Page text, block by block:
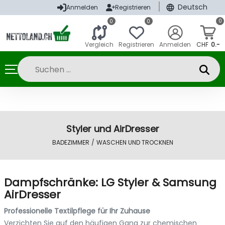
Anmelden Registrieren Deutsch
0
Vergleich
0
Registrieren Anmelden
0
CHF 0.-
Styler und AirDresser
BADEZIMMER / WASCHEN UND TROCKNEN
Dampfschränke: LG Styler & Samsung
AirDresser
Professionelle Textilpflege für Ihr Zuhause
Verzichten Sie auf den häufigen Gang zur chemischen